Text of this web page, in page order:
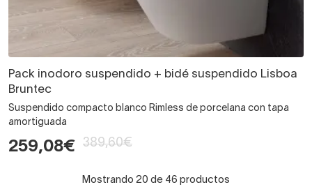
Pack inodoro suspendido + bidé suspendido Lisboa
Bruntec
Suspendido compacto blanco Rimless de porcelana con tapa
amortiguada
259,08€ 389,60€
Mostrando 20 de 46 productos